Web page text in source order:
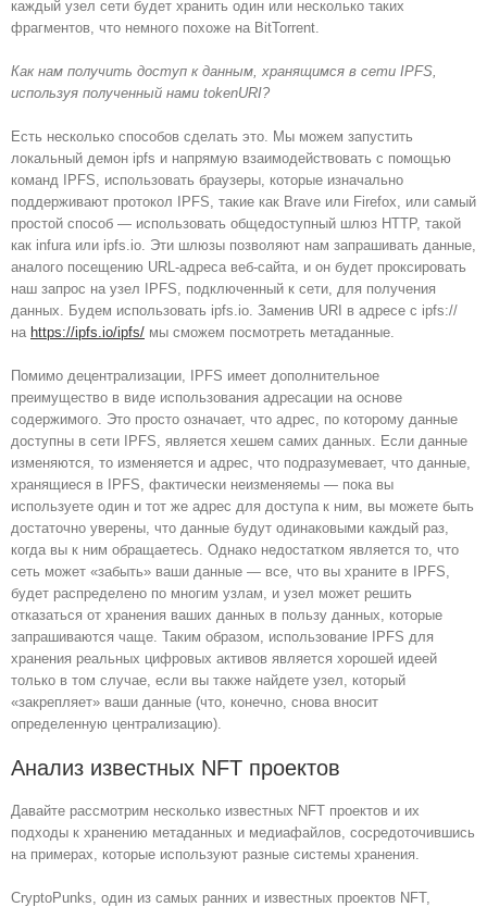
каждый узел сети будет хранить один или несколько таких
фрагментов, что немного похоже на BitTorrent.
Как нам получить доступ к данным, хранящимся в сети IPFS,
используя полученный нами tokenURI?
Есть несколько способов сделать это. Мы можем запустить
локальный демон ipfs и напрямую взаимодействовать с помощью
команд IPFS, использовать браузеры, которые изначально
поддерживают протокол IPFS, такие как Brave или Firefox, или самый
простой способ — использовать общедоступный шлюз HTTP, такой
как infura или ipfs.io. Эти шлюзы позволяют нам запрашивать данные,
аналого посещению URL-адреса веб-сайта, и он будет проксировать
наш запрос на узел IPFS, подключенный к сети, для получения
данных. Будем использовать ipfs.io. Заменив URI в адресе с ipfs://
на https://ipfs.io/ipfs/ мы сможем посмотреть метаданные.
Помимо децентрализации, IPFS имеет дополнительное
преимущество в виде использования адресации на основе
содержимого. Это просто означает, что адрес, по которому данные
доступны в сети IPFS, является хешем самих данных. Если данные
изменяются, то изменяется и адрес, что подразумевает, что данные,
хранящиеся в IPFS, фактически неизменяемы — пока вы
используете один и тот же адрес для доступа к ним, вы можете быть
достаточно уверены, что данные будут одинаковыми каждый раз,
когда вы к ним обращаетесь. Однако недостатком является то, что
сеть может «забыть» ваши данные — все, что вы храните в IPFS,
будет распределено по многим узлам, и узел может решить
отказаться от хранения ваших данных в пользу данных, которые
запрашиваются чаще. Таким образом, использование IPFS для
хранения реальных цифровых активов является хорошей идеей
только в том случае, если вы также найдете узел, который
«закрепляет» ваши данные (что, конечно, снова вносит
определенную централизацию).
Анализ известных NFT проектов
Давайте рассмотрим несколько известных NFT проектов и их
подходы к хранению метаданных и медиафайлов, сосредоточившись
на примерах, которые используют разные системы хранения.
CryptoPunks, один из самых ранних и известных проектов NFT,